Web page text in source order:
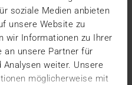
soziale Medien anbieten
unsere Website zu
wir Informationen zu Ihrer
an unsere Partner für
Analysen weiter. Unsere
möglicherweise mit